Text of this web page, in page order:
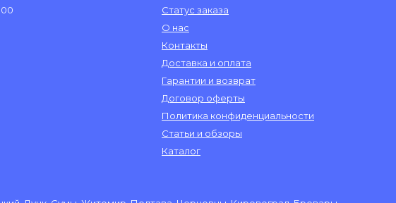
Статус заказа
О нас
Контакты
Доставка и оплата
Гарантии и возврат
Договор оферты
Политика конфиденциальности
Статьи и обзоры
Каталог